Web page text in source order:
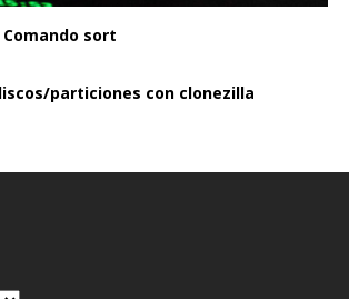
sort
particiones con clonezilla